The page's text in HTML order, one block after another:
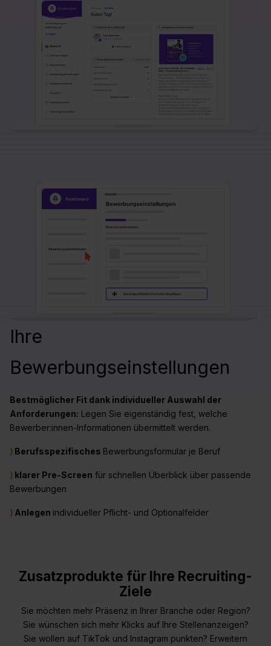
Ihre
Bewerbungseinstellungen
Bestmöglicher Fit dank individueller Auswahl der
Anforderungen: Legen Sie eigenständig fest, welche
Bewerber:innen-Informationen übermittelt werden.
⟩ Berufsspezifisches Bewerbungsformular je Beruf
⟩ klarer Pre-Screen für schnellen Überblick über passende
Bewerbungen
⟩ Anlegen individueller Pflicht- und Optionalfelder
Zusatzprodukte für Ihre Recruiting-
Ziele
Sie möchten mehr Präsenz in Ihrer Branche oder Region?
Sie wünschen sich mehr Klicks auf Ihre Stellenanzeigen?
Sie wollen auf TikTok und Instagram punkten? Erweitern